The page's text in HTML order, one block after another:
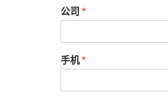
公司 *
手机*